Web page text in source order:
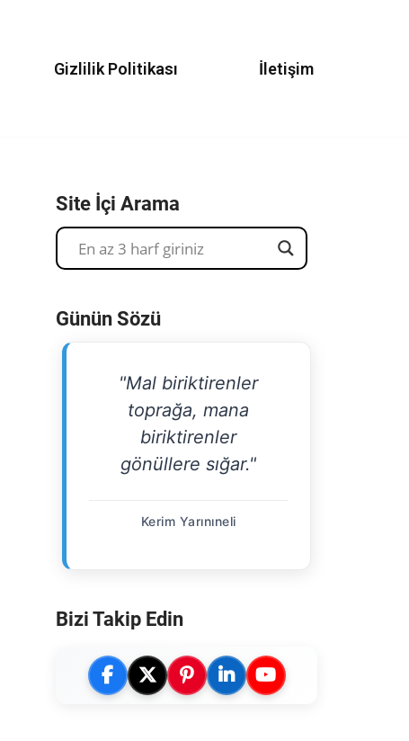
Gizlilik Politikası İletişim
Site İçi Arama
Günün Sözü
"Mal biriktirenler
toprağa, mana
biriktirenler
gönüllere sığar."
Kerim Yarınıneli
Bizi Takip Edin